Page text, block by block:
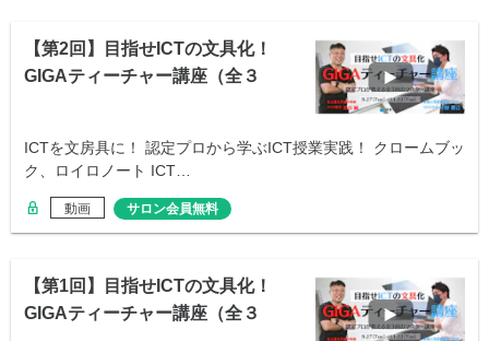
【第2回】目指せICTの文具化！
GIGAティーチャー講座（全３
ICTを文房具に！ 認定プロから学ぶICT授業実践！ クロームブッ
ク、ロイロノート ICT…
動画 サロン会員無料
【第1回】目指せICTの文具化！
GIGAティーチャー講座（全３